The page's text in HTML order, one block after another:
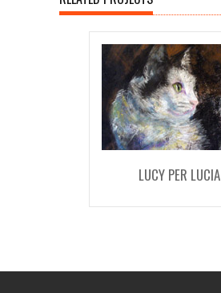
LUCY PER LUCIA